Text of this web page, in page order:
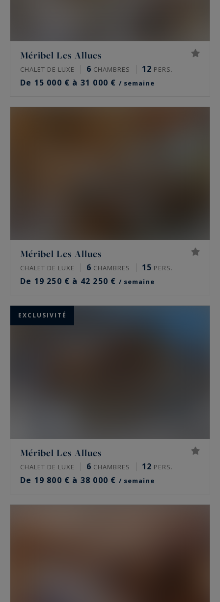
Méribel Les Allues
CHALET DE LUXE 6 CHAMBRES 12 PERS.
De 15 000 € à 31 000 € / semaine
Méribel Les Allues
CHALET DE LUXE 6 CHAMBRES 15 PERS.
De 19 250 € à 42 250 € / semaine
EXCLUSIVITÉ
Méribel Les Allues
CHALET DE LUXE 6 CHAMBRES 12 PERS.
De 19 800 € à 38 000 € / semaine